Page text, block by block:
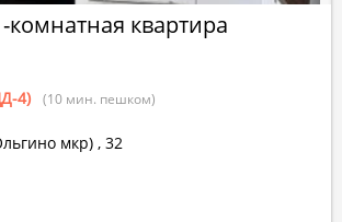
комнатная квартира
4) (10 мин. пешком)
мкр) , 32